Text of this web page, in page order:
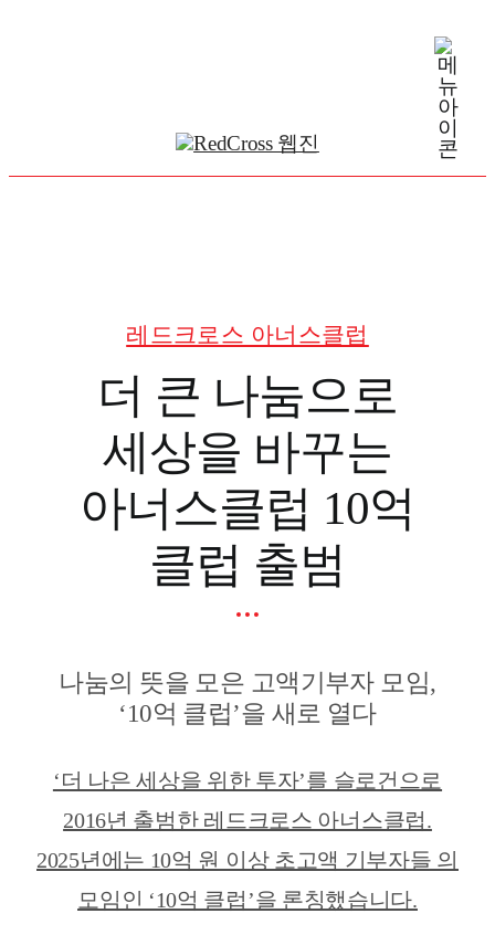
레드크로스 아너스클럽
더 큰 나눔으로
세상을 바꾸는
아너스클럽 10억
클럽 출범
나눔의 뜻을 모은 고액기부자 모임,
‘10억 클럽’을 새로 열다
‘더 나은 세상을 위한 투자’를 슬로건으로
2016년 출범한 레드크로스 아너스클럽.
2025년에는 10억 원 이상 초고액 기부자들 의
모임인 ‘10억 클럽’을 론칭했습니다.